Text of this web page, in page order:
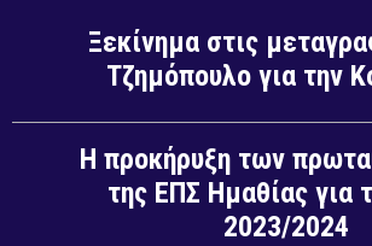
Ξεκίνημα στις
Τζημόπουλο για την
Η προκήρυξη των
της ΕΠΣ Ημαθίας για
2023/2024